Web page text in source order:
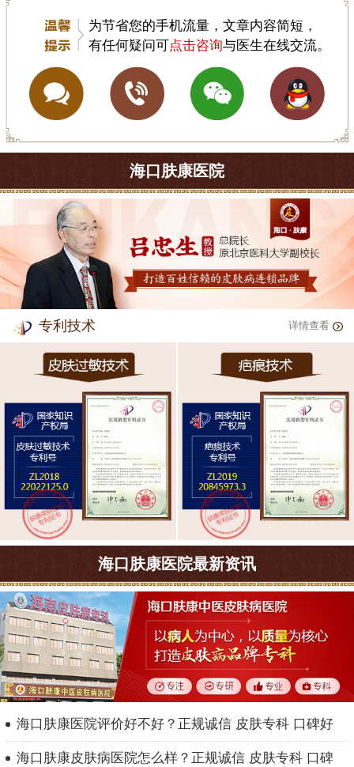
为节省您的手机流量，文章内容简短，
有任何疑问可点击咨询与医生在线交流。
海口肤康医院
专利技术 详情查看
海口肤康医院最新资讯
海口肤康医院评价好不好？正规诚信 皮肤专科 口碑好
海口肤康皮肤病医院怎么样？正规诚信 皮肤专科 口碑